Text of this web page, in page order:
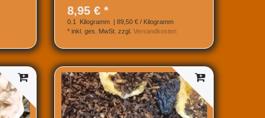
8,95 € *
0.1 Kilogramm | 89,50 € / Kilogramm
* inkl. ges. MwSt. zzgl. Versandkosten